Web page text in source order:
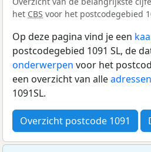
het CBS voor het postcodegebied
Op deze pagina vind je een
postcodegebied 1091 SL, de
onderwerpen voor het
een overzicht van alleadressen
1091SL.
Overzicht postcode 1091